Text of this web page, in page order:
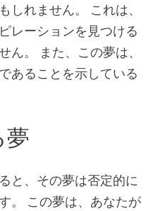
しれません。 これは、
レーションを見つける
ん。 また、この夢は、
あることを示している
夢
と、その夢は否定的に
。 この夢は、あなたが